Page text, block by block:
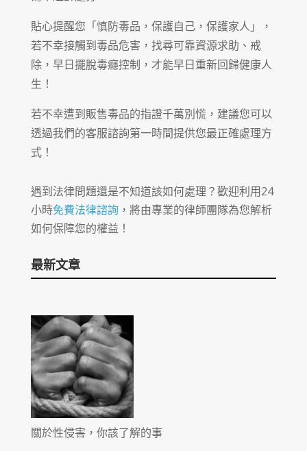
貼心提醒您「慎防毒品，保護自己，保護家人」，
若不幸接觸到毒品危害，找尋可靠資源求助、戒
除，早日擺脫毒癮控制，才能早日重新回歸健康人
生！
若不幸遭到販售毒品的指證千萬別慌，建議您可以
透過我們的客服諮詢第一時間提供您最正確處理方
式！
遇到法律問題還是不知道該如何處理？歡迎利用24
小時免費法律諮詢 ，將由專業的律師團隊為您解析
如何保障您的權益！
最新文章
關於性侵害，你該了解的事